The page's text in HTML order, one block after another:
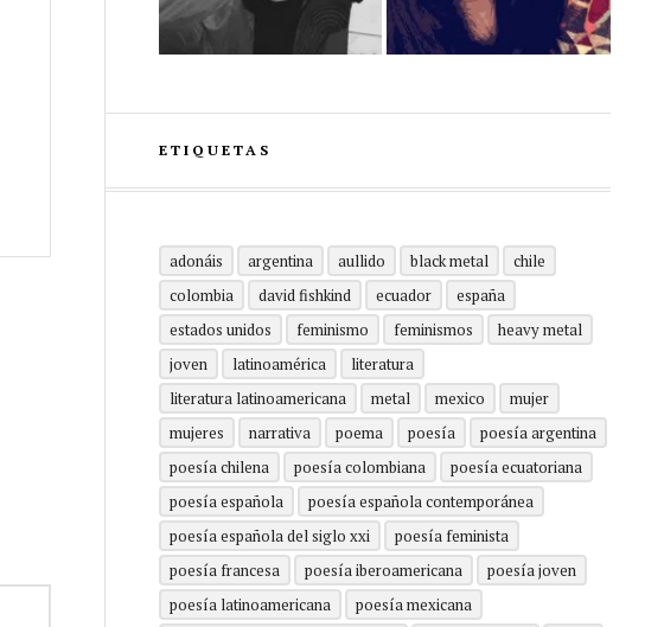
ETIQUETAS
adonáis argentina aullido black metal
chile
colombia
david fishkind ecuador
españa
estados unidos
feminismo feminismos
heavy metal
joven
latinoamérica
literatura
literatura latinoamericana
metal mexico
mujer
mujeres
narrativa poema poesía
poesía argentina
poesía chilena
poesía colombiana
poesía ecuatoriana
poesía española
poesía española contemporánea
poesía española del siglo xxi
poesía feminista
poesía francesa
poesía iberoamericana
poesía joven
poesía latinoamericana
poesía mexicana